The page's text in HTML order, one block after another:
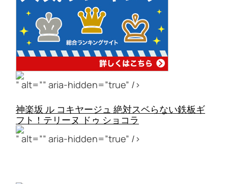
” alt=”” aria-hidden=”true” />
神楽坂 ル コキヤージュ 絶対スベらない鉄板ギ
フト！テリーヌ ドゥ ショコラ
” alt=”” aria-hidden=”true” />